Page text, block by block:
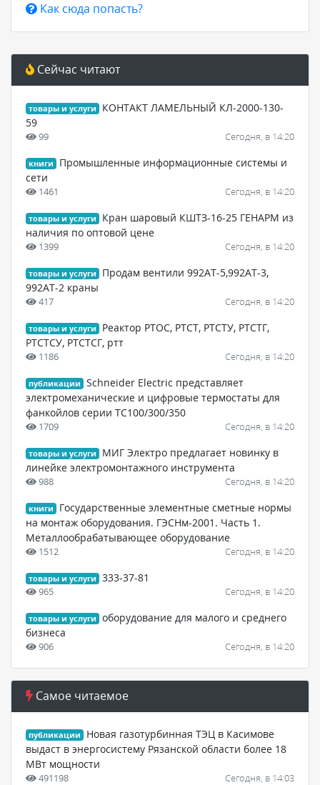
Как сюда попасть?
Сейчас читают
товары и услуги
КОНТАКТ ЛАМЕЛЬНЫЙ КЛ-2000-130-
59
99 Сегодня, в 14:20
книги
Промышленные информационные системы и
сети
1461 Сегодня, в 14:20
товары и услуги
Кран шаровый КШТЗ-16-25 ГЕНАРМ из
наличия по оптовой цене
1399 Сегодня, в 14:20
товары и услуги
Продам вентили 992АТ-5,992АТ-3,
992АТ-2 краны
417 Сегодня, в 14:20
товары и услуги
Реактор РТОС, РТСТ, РТСТУ, РТСТГ,
РТСТСУ, РТСТСГ, ртт
1186 Сегодня, в 14:20
публикации
Schneider Electric представляет
электромеханические и цифровые термостаты для
фанкойлов серии ТС100/300/350
1709 Сегодня, в 14:20
товары и услуги
МИГ Электро предлагает новинку в
линейке электромонтажного инструмента
988 Сегодня, в 14:20
книги
Государственные элементные сметные нормы
на монтаж оборудования. ГЭСНм-2001. Часть 1.
Металлообрабатывающее оборудование
1512 Сегодня, в 14:20
товары и услуги 333-37-81
965 Сегодня, в 14:20
товары и услуги
оборудование для малого и среднего
бизнеса
906 Сегодня, в 14:20
Самое читаемое
публикации
Новая газотурбинная ТЭЦ в Касимове
выдаст в энергосистему Рязанской области более 18
МВт мощности
491198 Сегодня, в 14:03